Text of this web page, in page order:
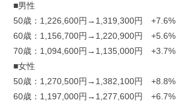
■男性
50歳：1,226,600円→1,319,300円 +7.6%
60歳：1,156,700円→1,220,900円 +5.6%
70歳：1,094,600円→1,135,000円 +3.7%
■女性
50歳：1,270,500円→1,382,100円 +8.8%
60歳：1,197,000円→1,277,600円 +6.7%